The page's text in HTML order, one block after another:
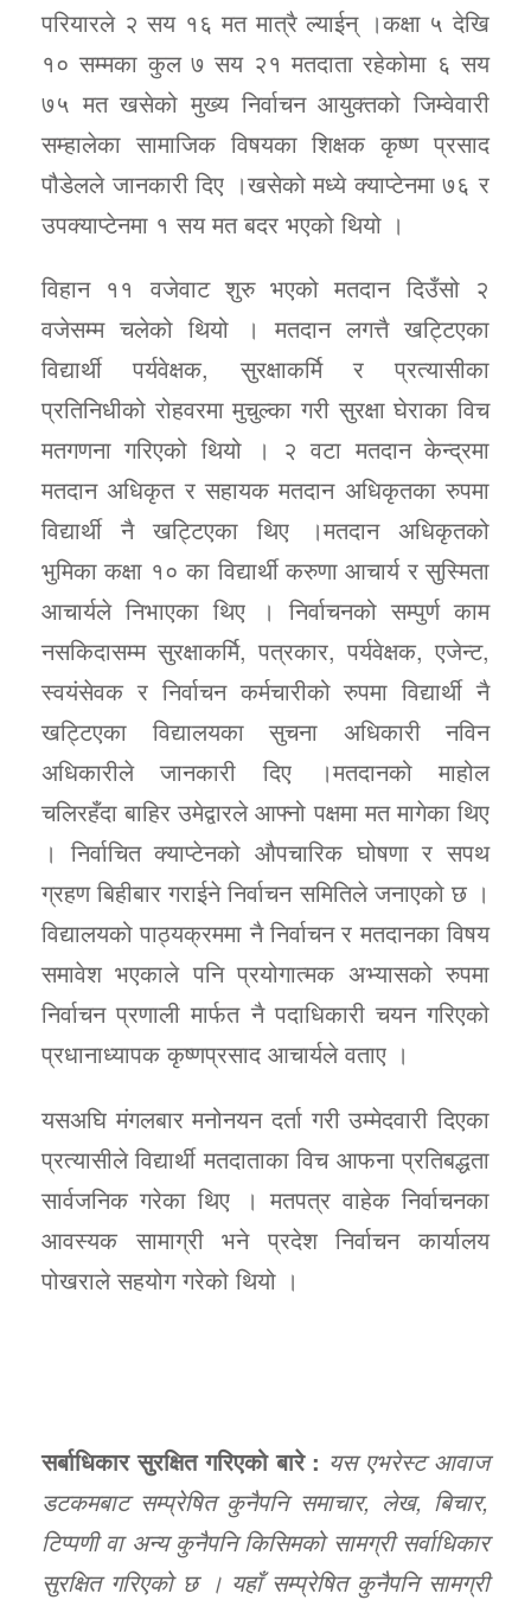
परियारले २ सय १६ मत मात्रै ल्याईन् ।कक्षा ५ देखि
१० सम्मका कुल ७ सय २१ मतदाता रहेकोमा ६ सय
७५ मत खसेको मुख्य निर्वाचन आयुक्तको जिम्वेवारी
सम्हालेका सामाजिक विषयका शिक्षक कृष्ण प्रसाद
पौडेलले जानकारी दिए ।खसेको मध्ये क्याप्टेनमा ७६ र
उपक्याप्टेनमा १ सय मत बदर भएको थियो ।
विहान ११ वजेवाट शुरु भएको मतदान दिउँसो २
वजेसम्म चलेको थियो । मतदान लगत्तै खट्टिएका
विद्यार्थी पर्यवेक्षक, सुरक्षाकर्मि र प्रत्यासीका
प्रतिनिधीको रोहवरमा मुचुल्का गरी सुरक्षा घेराका विच
मतगणना गरिएको थियो । २ वटा मतदान केन्द्रमा
मतदान अधिकृत र सहायक मतदान अधिकृतका रुपमा
विद्यार्थी नै खट्टिएका थिए ।मतदान अधिकृतको
भुमिका कक्षा १० का विद्यार्थी करुणा आचार्य र सुस्मिता
आचार्यले निभाएका थिए । निर्वाचनको सम्पुर्ण काम
नसकिदासम्म सुरक्षाकर्मि, पत्रकार, पर्यवेक्षक, एजेन्ट,
स्वयंसेवक र निर्वाचन कर्मचारीको रुपमा विद्यार्थी नै
खट्टिएका विद्यालयका सुचना अधिकारी नविन
अधिकारीले जानकारी दिए ।मतदानको माहोल
चलिरहँदा बाहिर उमेद्वारले आफ्नो पक्षमा मत मागेका थिए
। निर्वाचित क्याप्टेनको औपचारिक घोषणा र सपथ
ग्रहण बिहीबार गराईने निर्वाचन समितिले जनाएको छ ।
विद्यालयको पाठ्यक्रममा नै निर्वाचन र मतदानका विषय
समावेश भएकाले पनि प्रयोगात्मक अभ्यासको रुपमा
निर्वाचन प्रणाली मार्फत नै पदाधिकारी चयन गरिएको
प्रधानाध्यापक कृष्णप्रसाद आचार्यले वताए ।
यसअघि मंगलबार मनोनयन दर्ता गरी उम्मेदवारी दिएका
प्रत्यासीले विद्यार्थी मतदाताका विच आफना प्रतिबद्धता
सार्वजनिक गरेका थिए । मतपत्र वाहेक निर्वाचनका
आवस्यक सामाग्री भने प्रदेश निर्वाचन कार्यालय
पोखराले सहयोग गरेको थियो ।
सर्बाधिकार सुरक्षित गरिएको बारे : यस एभरेस्ट आवाज
डटकमबाट सम्प्रेषित कुनैपनि समाचार, लेख, बिचार,
टिप्पणी वा अन्य कुनैपनि किसिमको सामग्री सर्वाधिकार
सुरक्षित गरिएको छ । यहाँ सम्प्रेषित कुनैपनि सामग्री